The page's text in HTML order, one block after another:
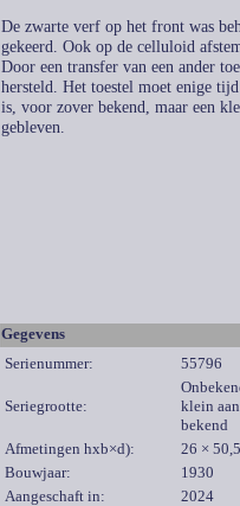
De zwarte verf op het front was
gekeerd. Ook op de celluloid
Door een transfer van een ander
hersteld. Het toestel moet enige
is, voor zover bekend, maar een
gebleven.
Gegevens
Serienummer:
55796
Seriegrootte:
klein
bekend
Afmetingen hxb×d):
26 ×
Bouwjaar:
1930
Aangeschaft in:
2024